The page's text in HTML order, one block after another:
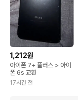
1,212원
아이폰 7+ 플러스 > 아이
폰 6s 교환
17시간 전